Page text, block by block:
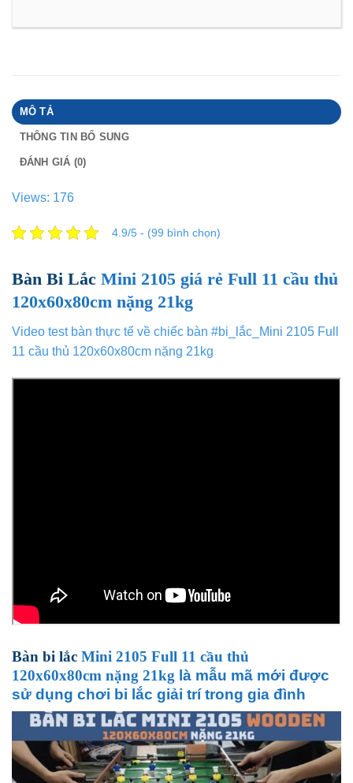
MÔ TẢ
THÔNG TIN BỔ SUNG
ĐÁNH GIÁ (0)
Views: 176
4.9/5 - (99 bình chọn)
Bàn Bi Lắc Mini 2105 giá rẻ Full 11 cầu thủ
120x60x80cm nặng 21kg
Video test bàn thực tế về chiếc bàn #bi_lắc_Mini 2105 Full
11 cầu thủ 120x60x80cm nặng 21kg
Bàn bi lắc Mini 2105 Full 11 cầu thủ
120x60x80cm nặng 21kg là mẫu mã mới được
sử dụng chơi bi lắc giải trí trong gia đình